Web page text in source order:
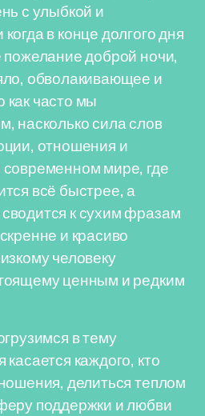
с улыбкой и
в конце долгого дня
пожелание доброй ночи,
обволакивающее и
часто мы
насколько сила слов
отношения и
мире, где
всё быстрее, а
к сухим фразам
и красиво
человеку
ценным и редким
в тему
каждого, кто
делиться теплом
поддержки и любви